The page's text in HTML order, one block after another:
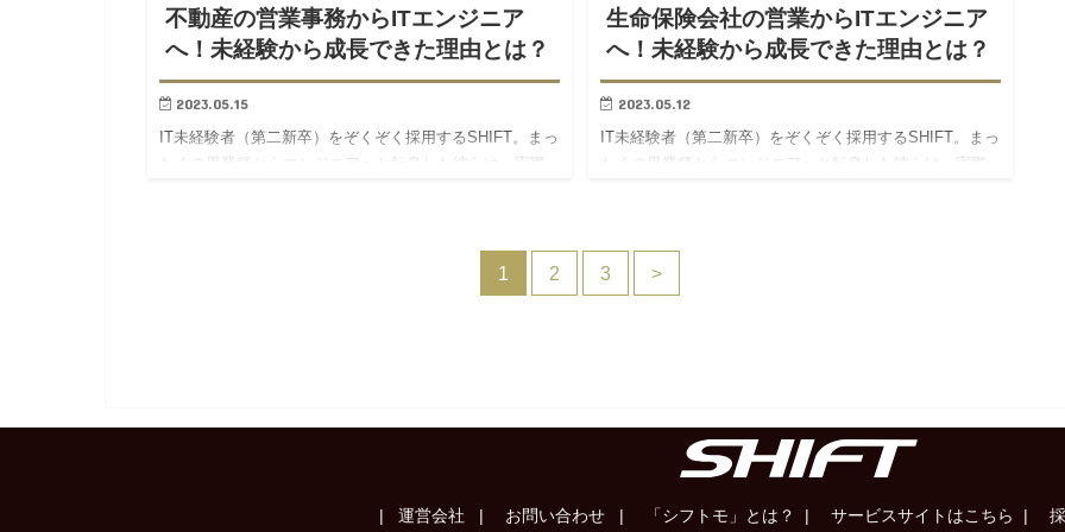
不動産の営業事務からITエンジニア
へ！未経験から成長できた理由とは？
2023.05.15
IT未経験者（第二新卒）をぞくぞく採用するSHIFT。まっ
たくの異業種からエンジニアへと転身した彼らは、実際
生命保険会社の営業からITエンジニア
へ！未経験から成長できた理由とは？
2023.05.12
IT未経験者（第二新卒）をぞくぞく採用するSHIFT。まっ
たくの異業種からエンジニアへと転身した彼らは、実際
1 2 3 >
| 運営会社 | お問い合わせ | 「シフトモ」とは？ | サービスサイトはこちら |